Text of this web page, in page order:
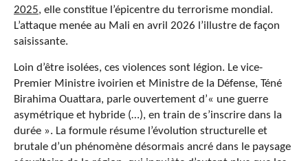
2025, elle constitue l’épicentre du terrorisme mondial.
L’attaque menée au Mali en avril 2026 l’illustre de façon
saisissante.
Loin d’être isolées, ces violences sont légion. Le vice-
Premier Ministre ivoirien et Ministre de la Défense, Téné
Birahima Ouattara, parle ouvertement d’« une guerre
asymétrique et hybride (…), en train de s’inscrire dans la
durée ». La formule résume l’évolution structurelle et
brutale d’un phénomène désormais ancré dans le paysage